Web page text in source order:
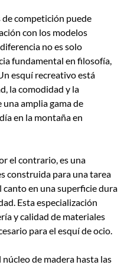
de competición puede
con los modelos
no es solo
fundamental en filosofía,
esquí recreativo está
la comodidad y la
amplia gama de
en la montaña en
el contrario, es una
construida para una tarea
canto en una superficie dura
Esta especialización
y calidad de materiales
para el esquí de ocio.
de madera hasta las